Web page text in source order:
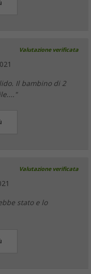
Valutazione verificata
Il bambino di 2
Valutazione verificata
stato e lo